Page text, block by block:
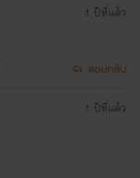
1 ปีที่แล้ว
ตอบกลับ
1 ปีที่แล้ว